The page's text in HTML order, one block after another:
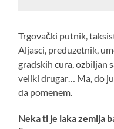
Trgovački putnik,
Aljasci, preduzetnik,
gradskih cura, ozbiljan
veliki drugar… Ma, do
da pomenem.
Neka ti je laka zemlja